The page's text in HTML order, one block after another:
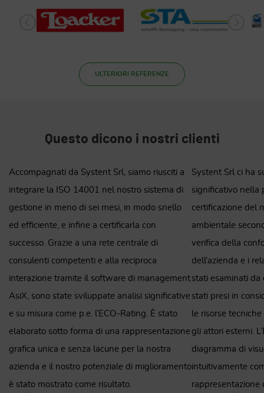
ULTERIORI REFERENZE
Questo dicono i nostri clienti
Systent Srl ci ha supportato in modo
significativo nella preparazione per la
certificazione del nostro sistema di gestione
ambientale secondo ISO 14001. Oltre alla
verifica della conformità legale, le attività
dell'azienda e i relativi impatti ambientali sono
stati esaminati da diverse prospettive e sono
stati presi in considerazione i processi interni,
le risorse tecniche utilizzate e l'interazione con
gli attori esterni. L’ECO-Rating elaborato con il
diagramma di visualizzazione si è rivelato
intuitivamente comprensibile e utile per la
rappresentazione dei fattori di influenza
Grazie al
abbiamo
per la sicurezza e
abbiamo ricevuto
Questi nuovi
nostro sistema di
ISO 9001
(gestione
non viviamo la
solo su carta.
abbiamo ricevuto
grazie al